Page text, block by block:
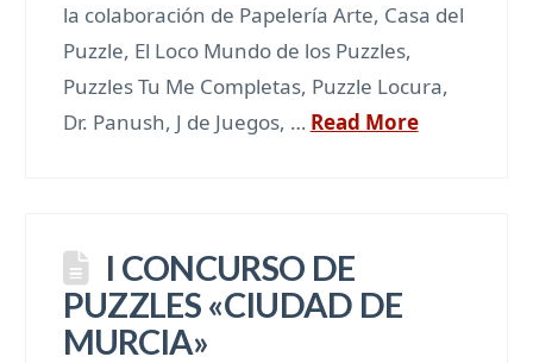
la colaboración de Papelería Arte, Casa del
Puzzle, El Loco Mundo de los Puzzles,
Puzzles Tu Me Completas, Puzzle Locura,
Dr. Panush, J de Juegos, … Read More
I CONCURSO DE
PUZZLES «CIUDAD DE
MURCIA»